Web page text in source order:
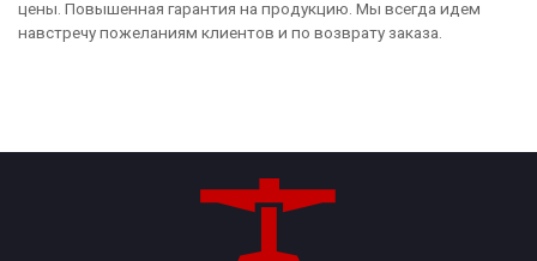
цены. Повышенная гарантия на продукцию. Мы всегда идем
навстречу пожеланиям клиентов и по возврату заказа.